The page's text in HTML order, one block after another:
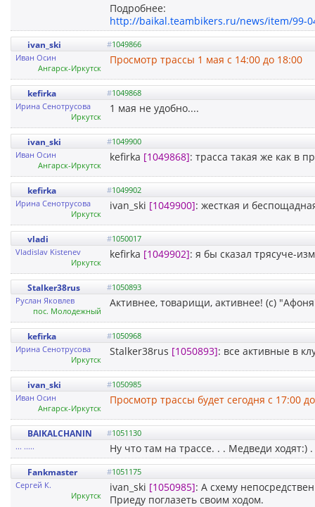
Подробнее:
http://baikal.teambikers.ru/news/item/99-
ivan_ski #1049866
Иван Осин
Ангарск-Иркутск
Просмотр трассы 1 мая с 14:00 до 18:00
kefirka #1049868
Ирина Сенотрусова
Иркутск
1 мая не удобно....
ivan_ski #1049900
Иван Осин
Ангарск-Иркутск
kefirka [1049868]: трасса такая же как в
kefirka #1049902
Ирина Сенотрусова
Иркутск
ivan_ski [1049900]: жесткая и
vladi #1050017
Vladislav Kistenev
Иркутск
kefirka [1049902]: я бы сказал трясуче-
Stalker38rus #1050893
Руслан Яковлев
пос. Молодежный
Активнее, товарищи, активнее! (с)
kefirka #1050968
Ирина Сенотрусова
Иркутск
Stalker38rus [1050893]: все активные в
ivan_ski #1050985
Иван Осин
Ангарск-Иркутск
Просмотр трассы будет сегодня с 17:00
BAIKALCHANIN #1051130
... .....
Ну что там на трассе. . . Медведи ходят:)
Fankmaster #1051175
Сергей К.
Иркутск
ivan_ski [1050985]: А схему
Приеду поглазеть своим ходом.